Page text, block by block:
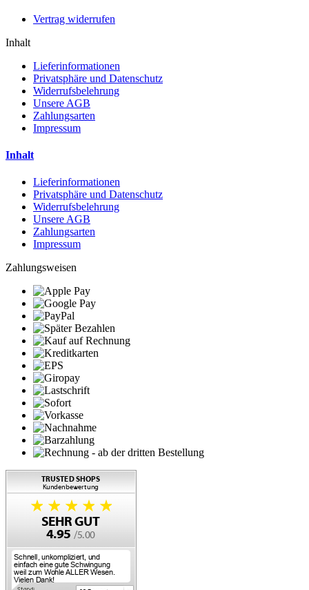
Vertrag widerrufen
Inhalt
Lieferinformationen
Privatsphäre und Datenschutz
Widerrufsbelehrung
Unsere AGB
Zahlungsarten
Impressum
Inhalt
Lieferinformationen
Privatsphäre und Datenschutz
Widerrufsbelehrung
Unsere AGB
Zahlungsarten
Impressum
Zahlungsweisen